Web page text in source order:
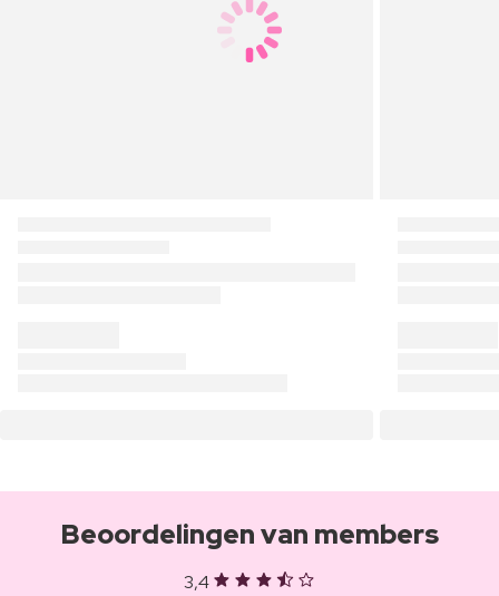
Beoordelingen van members
3,4